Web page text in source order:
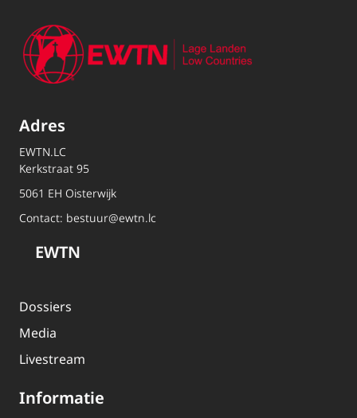
Adres
EWTN.LC
Kerkstraat 95
5061 EH Oisterwijk
Contact: bestuur@ewtn.lc
EWTN
Dossiers
Media
Livestream
Informatie